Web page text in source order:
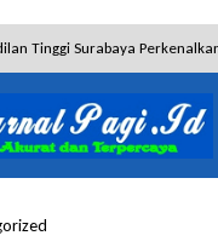
Tinggi Surabaya
dan Sosialisasikan Ketentuan
Terdakwa Ranto Hensa,